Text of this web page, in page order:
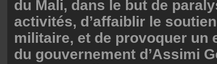
du Mali, dans le but de
activités, d’affaiblir le
militaire, et de provoquer un
du gouvernement d’Assimi